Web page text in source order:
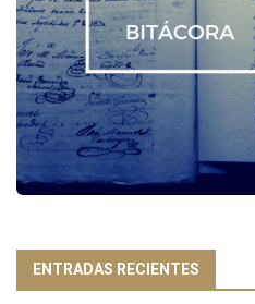
ENTRADAS RECIENTES